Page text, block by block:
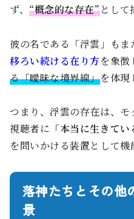
ず、“概念的な存在”として
彼の名である「浮雲」もま
移ろい続ける在り方を象徴
る「曖昧な境界線」を体現
つまり、浮雲の存在は、モ
視聴者に 「本当に生きて
を問いかける装置として機
落神たちとその他
景